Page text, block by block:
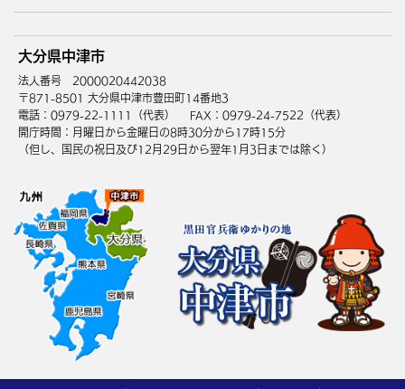
健康・医療 障がい・福祉
高齢・介護
サイトマップ
庁舎地図 組織案内
中津市へのアクセス
大分県中津市
法人番号 2000020442038
〒871-8501 大分県中津市豊田町14番地3
電話：0979-22-1111（代表）
FAX：0979-24-7522（代表）
開庁時間：月曜日から金曜日の8時30分から17時15分
（但し、国民の祝日及び12月29日から翌年1月3日までは除く）